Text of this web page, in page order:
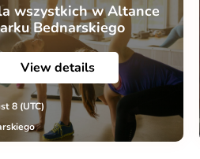
wszystkich w Altance
Bednarskiego
View details
8 (UTC)